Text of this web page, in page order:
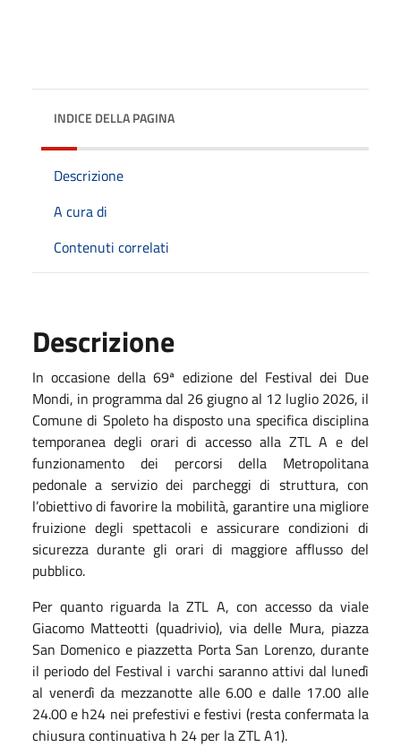
INDICE DELLA PAGINA
Descrizione
A cura di
Contenuti correlati
Descrizione
In occasione della 69ª edizione del Festival dei Due
Mondi, in programma dal 26 giugno al 12 luglio 2026, il
Comune di Spoleto ha disposto una specifica disciplina
temporanea degli orari di accesso alla ZTL A e del
funzionamento dei percorsi della Metropolitana
pedonale a servizio dei parcheggi di struttura, con
l’obiettivo di favorire la mobilità, garantire una migliore
fruizione degli spettacoli e assicurare condizioni di
sicurezza durante gli orari di maggiore afflusso del
pubblico.
Per quanto riguarda la ZTL A, con accesso da viale
Giacomo Matteotti (quadrivio), via delle Mura, piazza
San Domenico e piazzetta Porta San Lorenzo, durante
il periodo del Festival i varchi saranno attivi dal lunedì
al venerdì da mezzanotte alle 6.00 e dalle 17.00 alle
24.00 e h24 nei prefestivi e festivi (resta confermata la
chiusura continuativa h 24 per la ZTL A1).